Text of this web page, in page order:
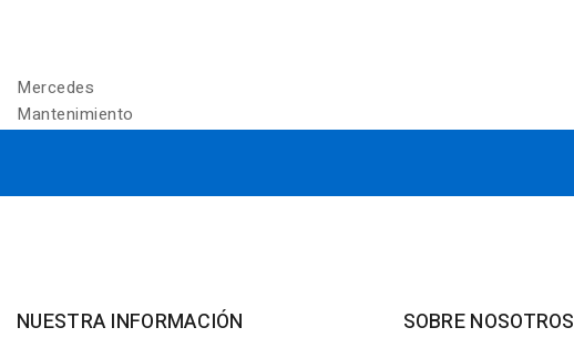
Mercedes
Mantenimiento
NUESTRA INFORMACIÓN SOBRE NOSOTROS